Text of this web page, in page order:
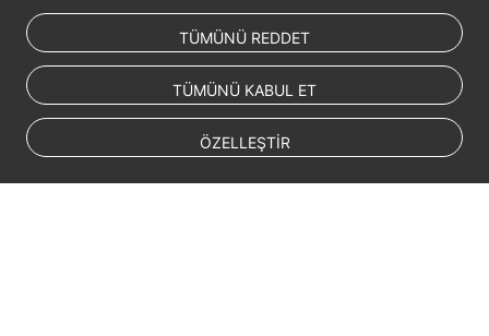
TÜMÜNÜ REDDET
TÜMÜNÜ KABUL ET
ÖZELLEŞTİR